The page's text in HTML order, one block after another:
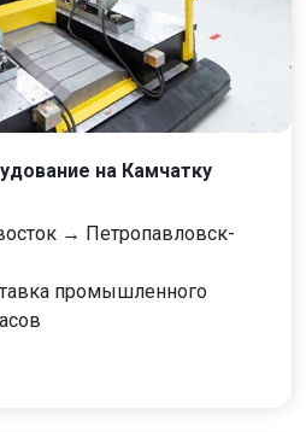
на Камчатку
→ Петропавловск-
промышленного